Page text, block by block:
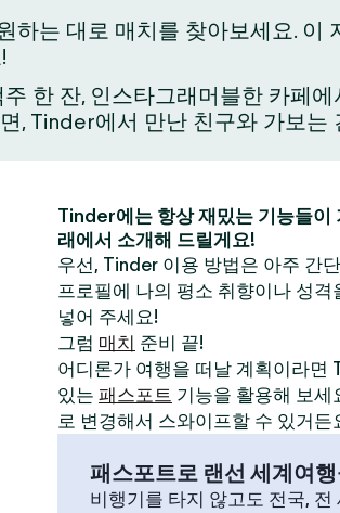
는 대로 매치를 찾아보세요. 이
한 잔, 인스타그래머블한 카페
, Tinder에서 만난 친구와 가보
Tinder에는 항상 재밌는 기능들이
래에서 소개해 드릴게요!
우선, Tinder 이용 방법은 아주 간
프로필에 나의 평소 취향이나 성
넣어 주세요!
그럼 매치 준비 끝!
어디론가 여행을 떠날 계획이라면
있는 패스포트 기능을 활용해 보세
로 변경해서 스와이프할 수 있거든
패스포트로 랜선 세계여
비행기를 타지 않고도 전국, 전